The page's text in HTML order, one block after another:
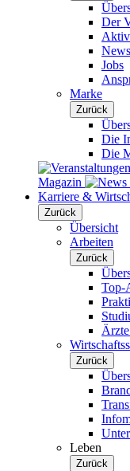
Der
News
Jobs
Marke
Zurück
Die
Die
Magazin
Karriere &
Zurück
Übersicht
Arbeiten
Zurück
Top-
Zurück
Leben
Zurück